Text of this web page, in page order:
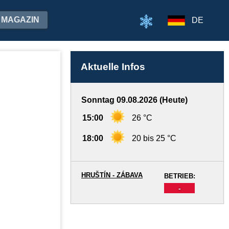
MAGAZIN DE
Aktuelle Infos
Sonntag 09.08.2026 (Heute)
15:00 26 °C
18:00 20 bis 25 °C
BETRIEB:
-
HRUŠTÍN - ZÁBAVA